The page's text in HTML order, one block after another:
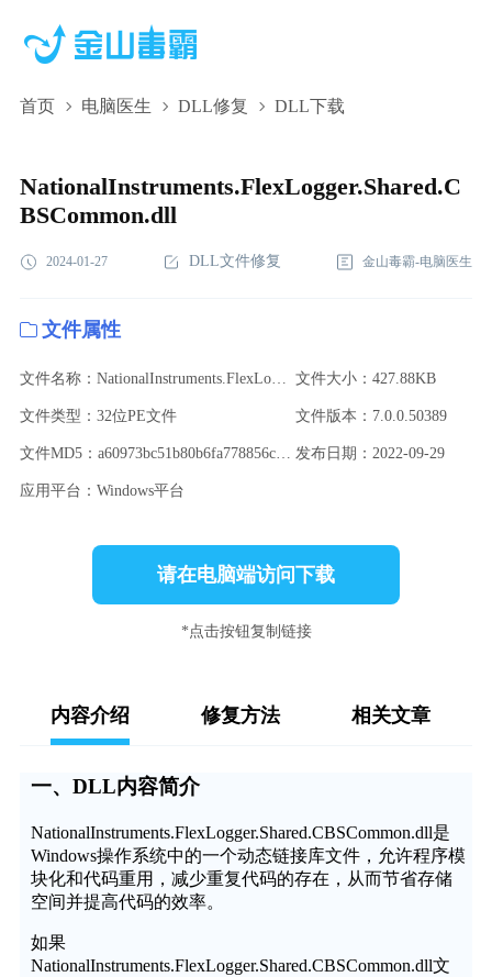
首页 电脑医生 DLL修复 DLL下载
NationalInstruments.FlexLogger.Shared.C
BSCommon.dll
2024-01-27 DLL文件修复 金山毒霸-电脑医生
文件属性
文件名称：NationalInstruments.FlexLogger.Shared.CBSCommon.dll 文件大小：427.88KB
文件类型：32位PE文件 文件版本：7.0.0.50389
文件MD5：a60973bc51b80b6fa778856caf574738 发布日期：2022-09-29
应用平台：Windows平台
请在电脑端访问下载
*点击按钮复制链接
内容介绍 修复方法 相关文章
一、DLL内容简介
NationalInstruments.FlexLogger.Shared.CBSCommon.dll是
Windows操作系统中的一个动态链接库文件，允许程序模
块化和代码重用，减少重复代码的存在，从而节省存储
空间并提高代码的效率。
如果
NationalInstruments.FlexLogger.Shared.CBSCommon.dll文